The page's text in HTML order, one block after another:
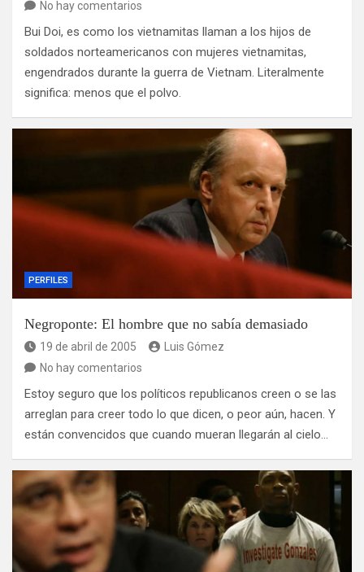
No hay comentarios
Bui Doi, es como los vietnamitas llaman a los hijos de
soldados norteamericanos con mujeres vietnamitas,
engendrados durante la guerra de Vietnam. Literalmente
significa: menos que el polvo.
PERFILES
Negroponte: El hombre que no sabía demasiado
19 de abril de 2005
Luis Gómez
No hay comentarios
Estoy seguro que los políticos republicanos creen o se las
arreglan para creer todo lo que dicen, o peor aún, hacen. Y
están convencidos que cuando mueran llegarán al cielo…